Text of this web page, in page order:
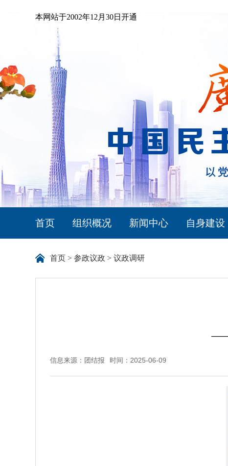
本网站于2002年12月30日开通
首页 组织概况 新闻中心 自身建设
首页 > 参政议政 > 议政调研
——
信息来源：团结报 时间：2025-06-09